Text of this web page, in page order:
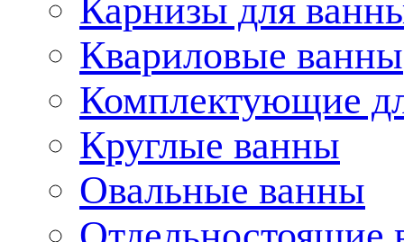
Карнизы для
Квариловые ванны
Комплектующие
Круглые ванны
Овальные ванны